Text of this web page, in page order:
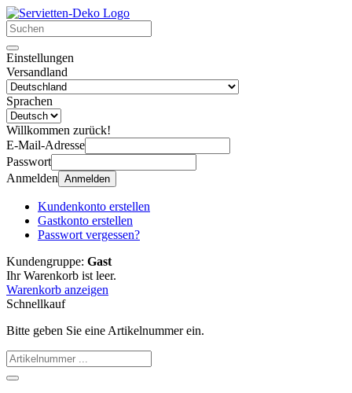
Einstellungen
Versandland
Sprachen
Willkommen zurück!
E-Mail-Adresse
Passwort
Anmelden Anmelden
Kundenkonto erstellen
Gastkonto erstellen
Passwort vergessen?
Kundengruppe: Gast
Ihr Warenkorb ist leer.
Warenkorb anzeigen
Schnellkauf
Bitte geben Sie eine Artikelnummer ein.